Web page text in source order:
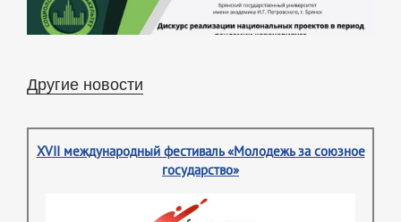
Другие новости
XVII международный фестиваль «Молодежь за союзное
государство»